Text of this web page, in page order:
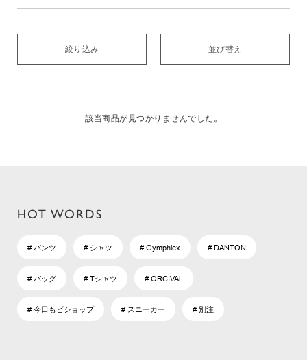
絞り込み 並び替え
該当商品が見つかりませんでした。
HOT WORDS
# パンツ # シャツ # Gymphlex # DANTON
# バッグ # Tシャツ # ORCIVAL
# 今日もビショップ # スニーカー # 別注